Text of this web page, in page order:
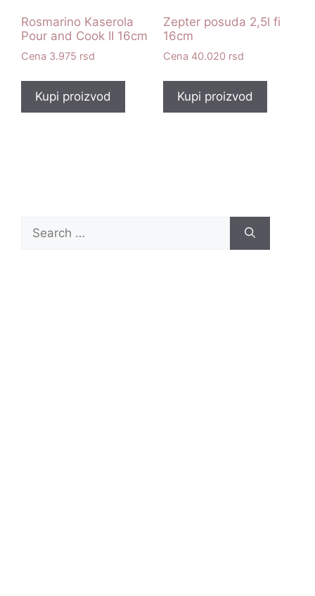
Rosmarino Kaserola
Pour and Cook II 16cm
3.975 rsd
Kupi proizvod
Zepter posuda 2,5l fi
16cm
40.020 rsd
Kupi proizvod